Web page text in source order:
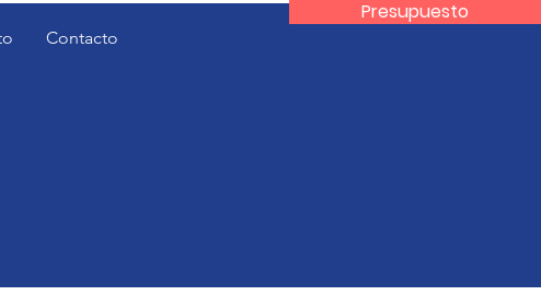
Presupuesto
Contacto